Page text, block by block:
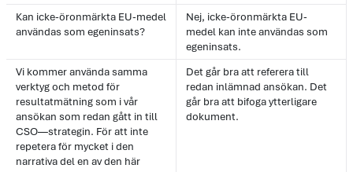
Kan icke-öronmärkta EU-medel
användas som egeninsats?
Nej, icke-öronmärkta EU-
medel kan inte användas som
egeninsats.
Vi kommer använda samma
verktyg och metod för
resultatmätning som i vår
ansökan som redan gått in till
CSO—strategin. För att inte
repetera för mycket i den
narrativa del en av den här
Det går bra att referera till
redan inlämnad ansökan. Det
går bra att bifoga ytterligare
dokument.